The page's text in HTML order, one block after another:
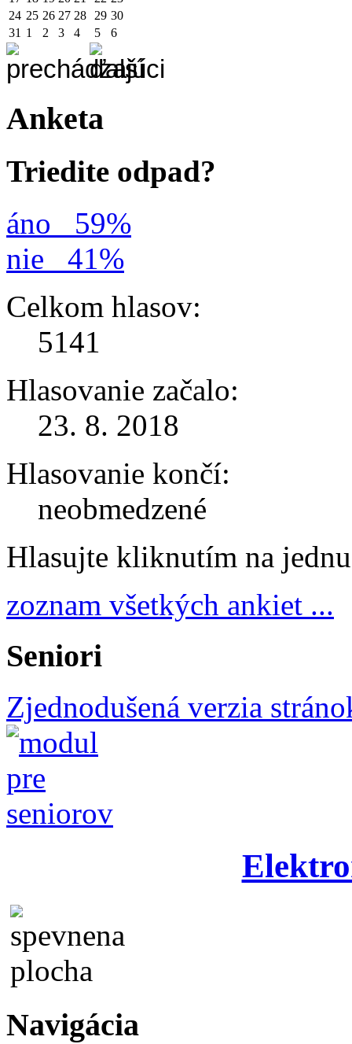
24 25 26 27 28 29 30
31 1 2 3 4 5 6
Anketa
Triedite odpad?
áno
59%
nie
41%
Celkom hlasov:
5141
Hlasovanie začalo:
23. 8. 2018
Hlasovanie končí:
neobmedzené
Hlasujte kliknutím na
zoznam všetkých ankiet ...
Seniori
Zjednodušená verzia
Navigácia